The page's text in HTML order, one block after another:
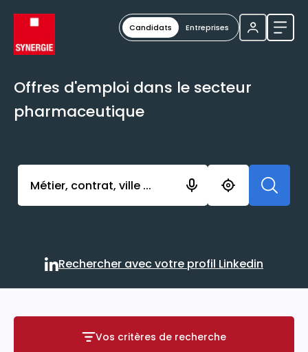
Candidats Entreprises
Offres d'emploi dans le secteur
pharmaceutique
Activer l’élément pour lancer l’enregistrement.
Rechercher avec votre
Rechercher avec votre profil Linkedin
Vos critères de recherche
Vos critères de recherche